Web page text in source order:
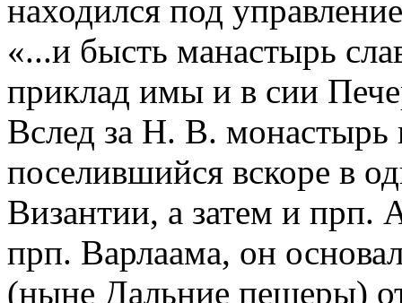
находился под
«...и быcть манастырь
приклад имы и в сии
Вслед за Н. В.
поселившийся вскоре в
Византии, а затем и прп.
прп. Варлаама, он
(ныне Дальние пещеры)